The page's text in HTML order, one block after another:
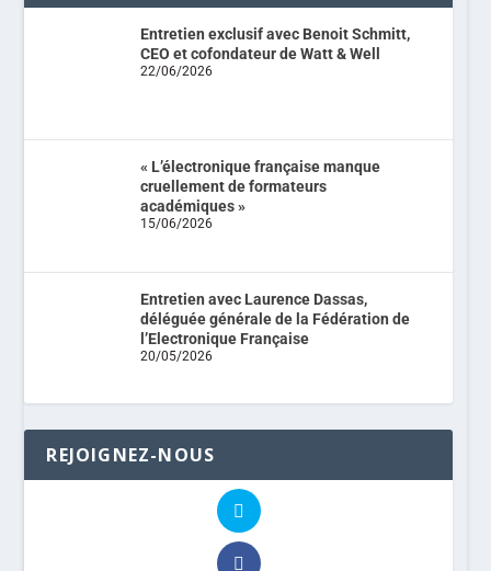
Entretien exclusif avec Benoit Schmitt,
CEO et cofondateur de Watt & Well
22/06/2026
« L’électronique française manque
cruellement de formateurs
académiques »
15/06/2026
Entretien avec Laurence Dassas,
déléguée générale de la Fédération de
l’Electronique Française
20/05/2026
REJOIGNEZ-NOUS